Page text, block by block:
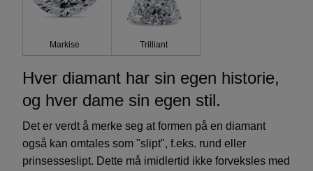
Markise Trilliant
Hver diamant har sin egen historie,
og hver dame sin egen stil.
Det er verdt å merke seg at formen på en diamant
også kan omtales som "slipt", f.eks. rund eller
prinsesseslipt. Dette må imidlertid ikke forveksles med